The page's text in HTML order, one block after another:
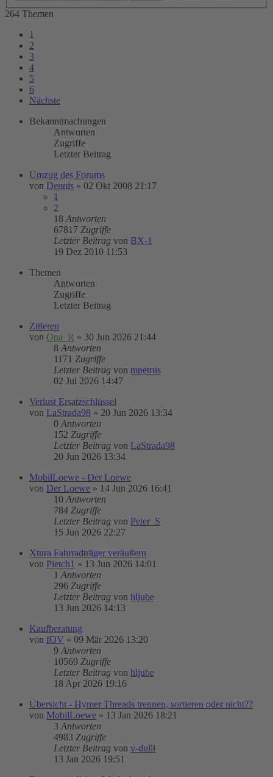
264 Themen
1
2
3
4
5
6
Nächste
Bekanntmachungen
Antworten
Zugriffe
Letzter Beitrag
Umzug des Forums
von Dennis » 02 Okt 2008 21:17
1
2
18 Antworten
67817 Zugriffe
Letzter Beitrag von BX-1
19 Dez 2010 11:53
Themen
Antworten
Zugriffe
Letzter Beitrag
Zitieren
von Opa_R » 30 Jun 2026 21:44
8 Antworten
1171 Zugriffe
Letzter Beitrag von mpetrus
02 Jul 2026 14:47
Verlust Ersatzschlüssel
von LaStrada98 » 20 Jun 2026 13:34
0 Antworten
152 Zugriffe
Letzter Beitrag von LaStrada98
20 Jun 2026 13:34
MobilLoewe - Der Loewe
von Der Loewe » 14 Jun 2026 16:41
10 Antworten
784 Zugriffe
Letzter Beitrag von Peter_S
15 Jun 2026 22:27
Xtura Fahrradträger veräußern
von Pietch1 » 13 Jun 2026 14:01
1 Antworten
296 Zugriffe
Letzter Beitrag von hljube
13 Jun 2026 14:13
Kaufberatung
von fOV » 09 Mär 2026 13:20
9 Antworten
10569 Zugriffe
Letzter Beitrag von hljube
18 Apr 2026 19:16
Übersicht - Hymer Threads trennen, sortieren oder nicht??
von MobilLoewe » 13 Jan 2026 18:21
3 Antworten
4983 Zugriffe
Letzter Beitrag von v-dulli
13 Jan 2026 19:51